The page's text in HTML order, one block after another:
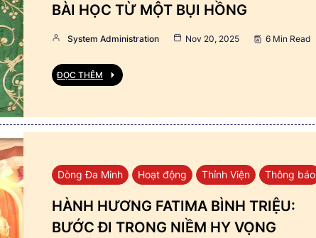
BÀI HỌC TỪ MỘT BỤI HỒNG
System Administration Nov 20, 2025 6 Min Read
ĐỌC THÊM
Dòng Đa Minh Hoạt động Thỉnh Viện Thông báo
HÀNH HƯƠNG FATIMA BÌNH TRIỆU:
BƯỚC ĐI TRONG NIỀM HY VỌNG